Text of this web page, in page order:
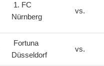
1. FC
Nürnberg
vs.
Fortuna
Düsseldorf
vs.